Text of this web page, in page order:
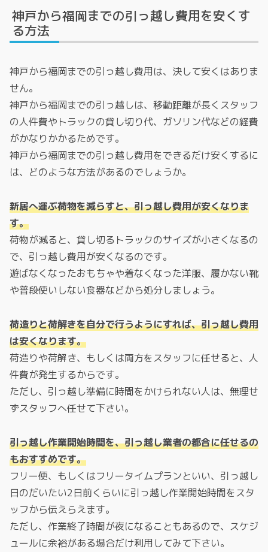
神戸から福岡までの引っ越し費用を安くす
る方法
神戸から福岡までの引っ越し費用は、決して安くはありま
せん。
神戸から福岡までの引っ越しは、移動距離が長くスタッフ
の人件費やトラックの貸し切り代、ガソリン代などの経費
がかなりかかるためです。
神戸から福岡までの引っ越し費用をできるだけ安くするに
は、どのような方法があるのでしょうか。
新居へ運ぶ荷物を減らすと、引っ越し費用が安くなりま
す。
荷物が減ると、貸し切るトラックのサイズが小さくなるの
で、引っ越し費用が安くなるのです。
遊ばなくなったおもちゃや着なくなった洋服、履かない靴
や普段使いしない食器などから処分しましょう。
荷造りと荷解きを自分で行うようにすれば、引っ越し費用
は安くなります。
荷造りや荷解き、もしくは両方をスタッフに任せると、人
件費が発生するからです。
ただし、引っ越し準備に時間をかけられない人は、無理せ
ずスタッフへ任せて下さい。
引っ越し作業開始時間を、引っ越し業者の都合に任せるの
もおすすめです。
フリー便、もしくはフリータイムプランといい、引っ越し
日のだいたい2日前くらいに引っ越し作業開始時間をスタ
ッフから伝えらえます。
ただし、作業終了時間が夜になることもあるので、スケジ
ュールに余裕がある場合だけ利用してみて下さい。